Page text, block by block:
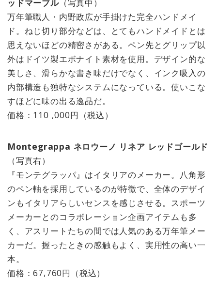
万年筆職人・内野政広が手掛けた完全ハンドメイ
ド。ねじ切り部分などは、とてもハンドメイドとは
思えないほどの精密さがある。ペン先とグリップ以
外はドイツ製エボナイト素材を使用。デザイン的な
美しさ、滑らかな書き味だけでなく、インク吸入の
内部構造も独特なシステムになっている。使いこな
すほどに味の出る逸品だ。
価格：110 ,000円（税込）
Montegrappa ネロウーノ リネア レッドゴールド
（写真右）
『モンテグラッパ』はイタリアのメーカー。八角形
のペン軸を採用しているのが特徴で、全体のデザイ
ンもイタリアらしいセンスを感じさせる。スポーツ
メーカーとのコラボレーション企画アイテムも多
く、アスリートたちの間では人気のある万年筆メー
カーだ。握ったときの感触もよく、実用性の高い一
本。
価格：67,760円（税込）